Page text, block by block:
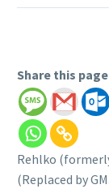
Share this
Rehlko
(Replaced by